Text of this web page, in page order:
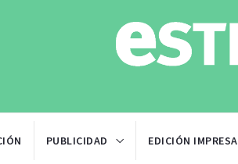
PUBLICIDAD EDICIÓN IMPRESA